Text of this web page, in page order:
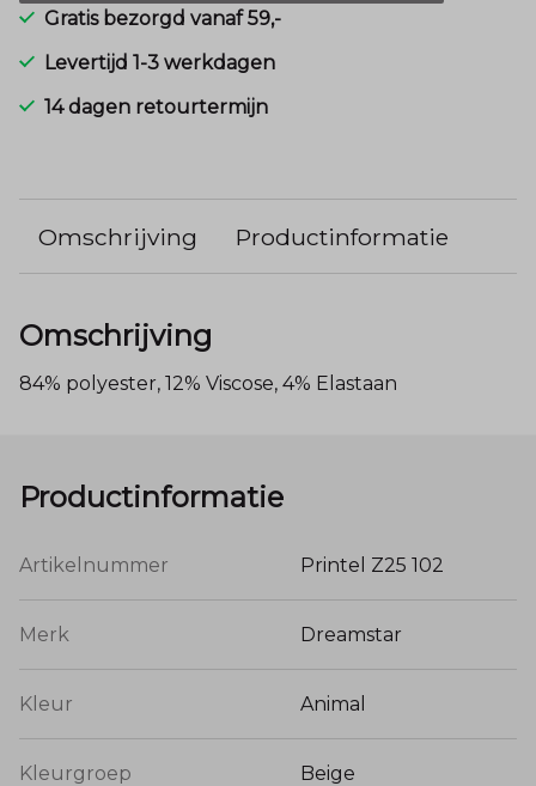
Gratis bezorgd vanaf 59,-
Levertijd 1-3 werkdagen
14 dagen retourtermijn
Omschrijving Productinformatie
Omschrijving
84% polyester, 12% Viscose, 4% Elastaan
Productinformatie
Artikelnummer Printel Z25 102
Merk Dreamstar
Kleur Animal
Kleurgroep Beige